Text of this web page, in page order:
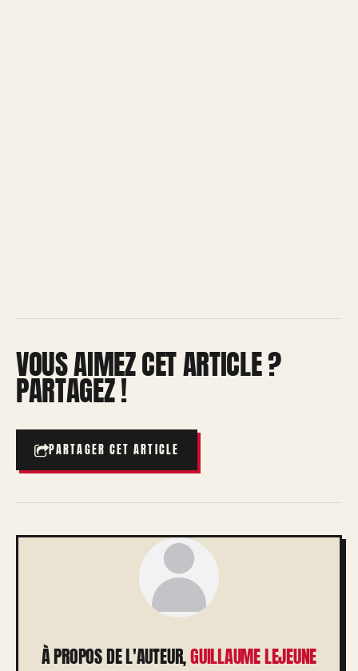
VOUS AIMEZ CET ARTICLE ?
PARTAGEZ !
PARTAGER CET ARTICLE
À PROPOS DE L'AUTEUR,GUILLAUME LEJEUNE